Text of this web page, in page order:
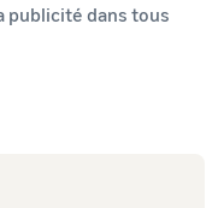
publicité dans tous